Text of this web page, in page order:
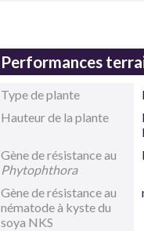
Performances
Type de plante
Hauteur de la plante
Gène de résistance au
Phytophthora
Gène de résistance au
nématode à kyste du
soya NKS